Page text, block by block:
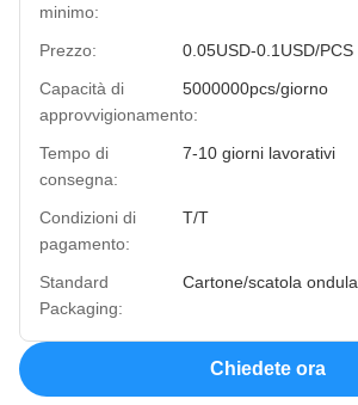
minimo:
Prezzo:
0.05USD-0.1USD/PCS
Capacità di
approvvigionamento:
5000000pcs/giorno
Tempo di
consegna:
7-10 giorni lavorativi
Condizioni di
pagamento:
T/T
Standard
Packaging:
Cartone/scatola
Chiedete ora